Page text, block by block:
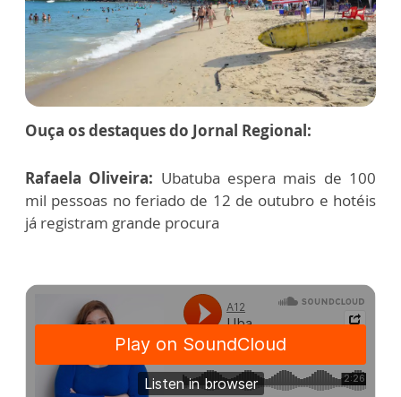
Ouça os destaques do Jornal Regional:
Rafaela Oliveira: Ubatuba espera mais de 100
mil pessoas no feriado de 12 de outubro e hotéis
já registram grande procura